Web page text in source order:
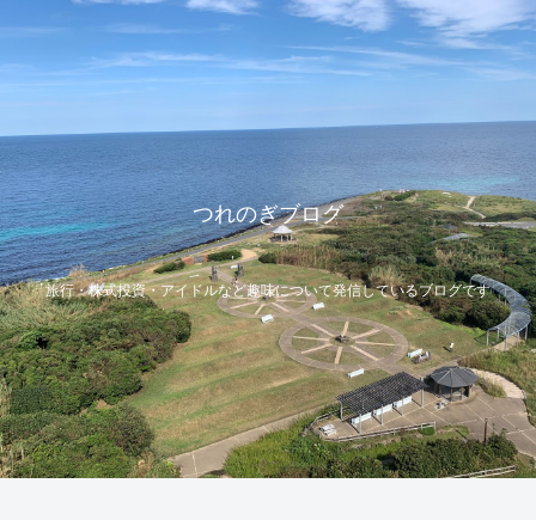
つれのぎブログ
旅行・株式投資・アイドルなど趣味について発信しているブログです